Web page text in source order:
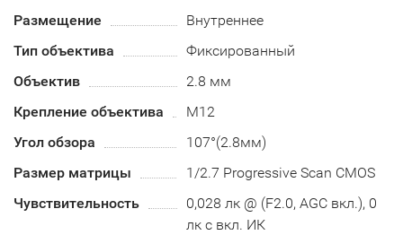
Размещение
Внутреннее
Тип объектива
Фиксированный
Объектив
2.8 мм
Крепление объектива
М12
Угол обзора
107°(2.8мм)
Размер матрицы
1/2.7 Progressive Scan CMOS
Чувствительность
0,028 лк @ (F2.0, AGC вкл.), 0
лк с вкл. ИК